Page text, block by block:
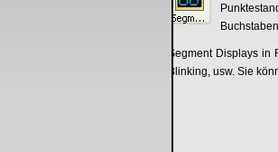
Segment Displays
Blinking, usw. Sie